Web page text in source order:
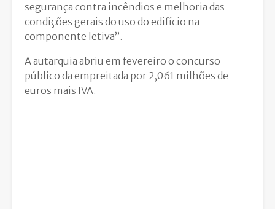
segurança contra incêndios e melhoria das
condições gerais do uso do edifício na
componente letiva”.
A autarquia abriu em fevereiro o concurso
público da empreitada por 2,061 milhões de
euros mais IVA.